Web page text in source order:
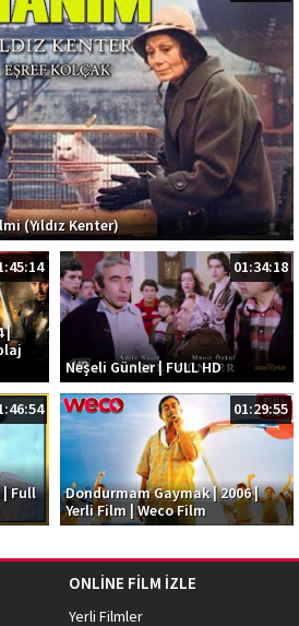
(Yıldız Kenter)
|
01:34:18
Neşeli Günler | FULL HD
| Full
01:29:55
Dondurmam Gaymak | 2006 |
Yerli Film | Weco Film
ONLİNE FİLM İZLE
Yerli Filmler